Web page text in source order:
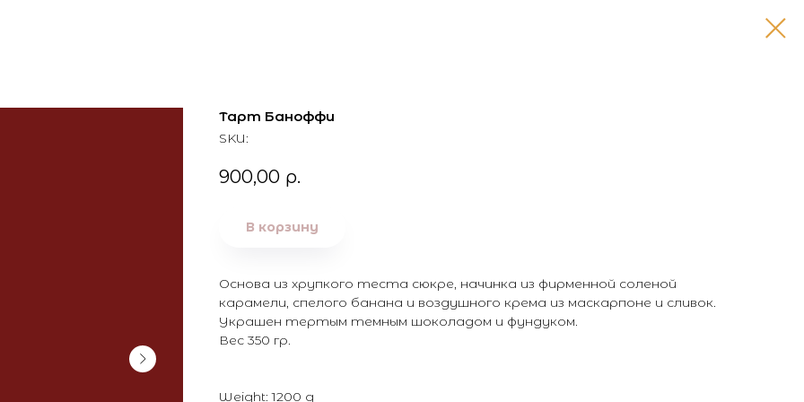
Тарт Баноффи
SKU:
900,00 р.
В корзину
Основа из хрупкого теста сюкре, начинка из фирменной соленой
карамели, спелого банана и воздушного крема из маскарпоне и сливок.
Украшен тертым темным шоколадом и фундуком.
Вес 350 гр.
Weight: 1200 g